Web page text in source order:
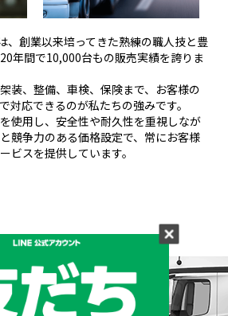
、創業以来培ってきた熟練の職人技と豊
20年間で10,000台もの販売実績を誇りま
装、整備、車検、保険まで、お客様の
対応できるのが私たちの強みです。
使用し、安全性や耐久性を重視しなが
競争力のある価格設定で、常にお客様
ビスを提供しています。
ーと形状から探す
BRAND & TYPE